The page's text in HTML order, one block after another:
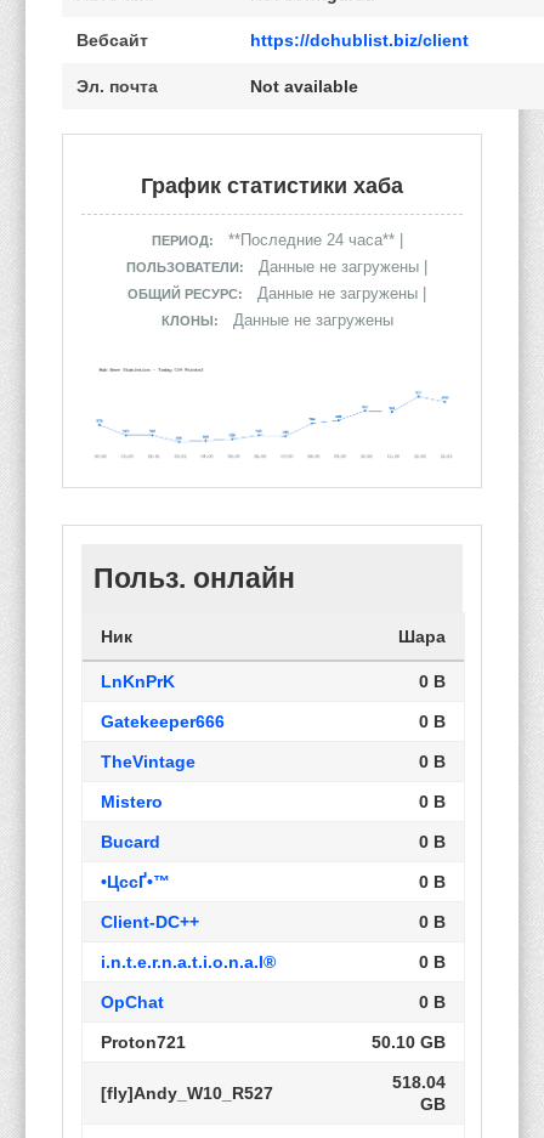
Вебсайт https://dchublist.biz/client
Эл. почта Not available
График статистики хаба
ПЕРИОД: **Последние 24 часа** |
ПОЛЬЗОВАТЕЛИ: Данные не загружены |
ОБЩИЙ РЕСУРС: Данные не загружены |
КЛОНЫ: Данные не загружены
Польз. онлайн
Ник Шара
LnKnPrK 0 B
Gatekeeper666 0 B
TheVintage 0 B
Mistero 0 B
Bucard 0 B
•ЦссҐ•™ 0 B
Client-DC++ 0 B
i.n.t.e.r.n.a.t.i.o.n.a.l® 0 B
OpChat 0 B
Proton721 50.10 GB
[fly]Andy_W10_R527
518.04
GB